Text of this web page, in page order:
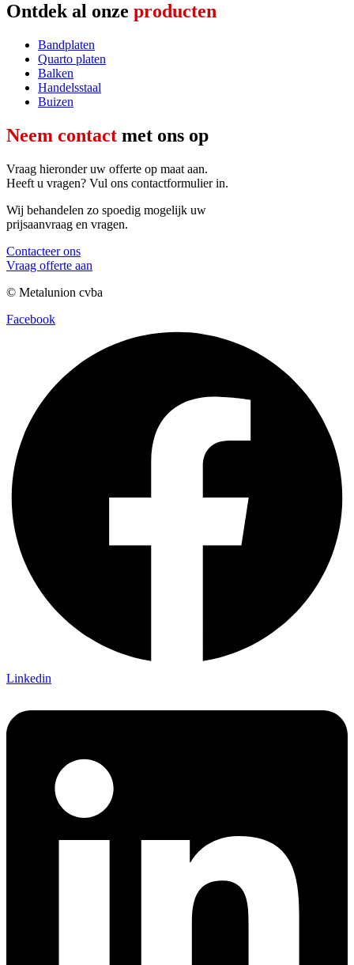
Ontdek al onze producten
Bandplaten
Quarto platen
Balken
Handelsstaal
Buizen
Neem contact met ons op
Vraag hieronder uw offerte op maat aan.
Heeft u vragen? Vul ons contactformulier in.
Wij behandelen zo spoedig mogelijk uw
prijsaanvraag en vragen.
Contacteer ons
Vraag offerte aan
© Metalunion cvba
Facebook
Linkedin